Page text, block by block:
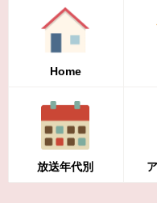
Home
放送年代別